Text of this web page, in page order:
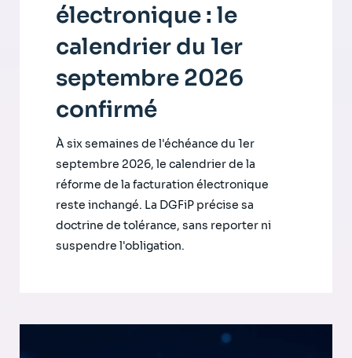
électronique : le
calendrier du 1er
septembre 2026
confirmé
À six semaines de l'échéance du 1er
septembre 2026, le calendrier de la
réforme de la facturation électronique
reste inchangé. La DGFiP précise sa
doctrine de tolérance, sans reporter ni
suspendre l'obligation.